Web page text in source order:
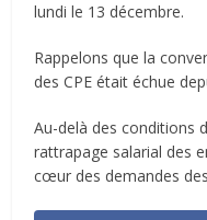
lundi le 13 décembre.
Rappelons que la
des CPE était échue
Au-delà des conditions
rattrapage salarial des
cœur des demandes